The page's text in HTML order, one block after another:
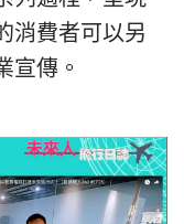
消費者可以另
宣傳。